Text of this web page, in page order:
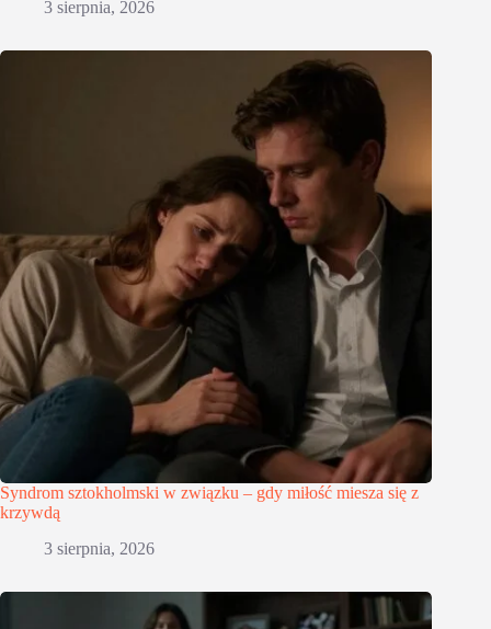
3 sierpnia, 2026
Syndrom sztokholmski w związku – gdy miłość miesza się z
krzywdą
3 sierpnia, 2026